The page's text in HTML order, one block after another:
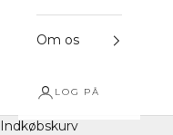
Om os
LOG PÅ
Indkøbskurv